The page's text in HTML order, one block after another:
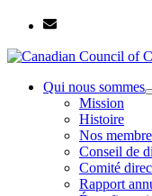
Qui nous sommes
Mission
Histoire
Nos
Conseil de
Comité
Rapport